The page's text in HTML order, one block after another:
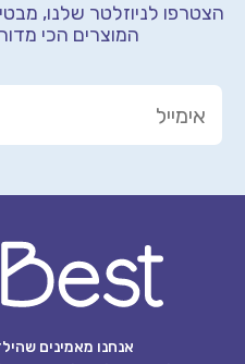
הצטרפו לניוזלטר שלנו,
המוצרים הכי
אנחנו מאמינים